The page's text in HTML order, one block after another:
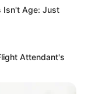
Isn't Age: Just
Attendant's